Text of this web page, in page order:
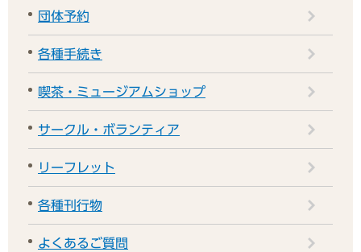
団体予約
各種手続き
喫茶・ミュージアムショップ
サークル・ボランティア
リーフレット
各種刊行物
よくあるご質問